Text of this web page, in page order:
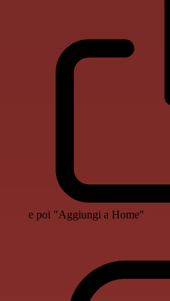
e poi "Aggiungi a Home"